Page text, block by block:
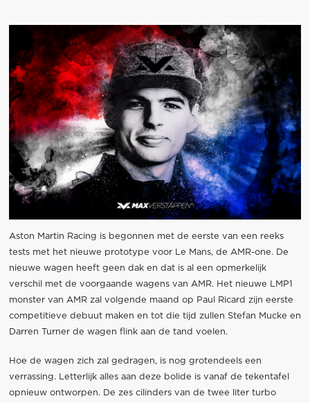
Aston Martin Racing is begonnen met de eerste van een reeks
tests met het nieuwe prototype voor Le Mans, de AMR-one. De
nieuwe wagen heeft geen dak en dat is al een opmerkelijk
verschil met de voorgaande wagens van AMR. Het nieuwe LMP1
monster van AMR zal volgende maand op Paul Ricard zijn eerste
competitieve debuut maken en tot die tijd zullen Stefan Mucke en
Darren Turner de wagen flink aan de tand voelen.
Hoe de wagen zich zal gedragen, is nog grotendeels een
verrassing. Letterlijk alles aan deze bolide is vanaf de tekentafel
opnieuw ontworpen. De zes cilinders van de twee liter turbo